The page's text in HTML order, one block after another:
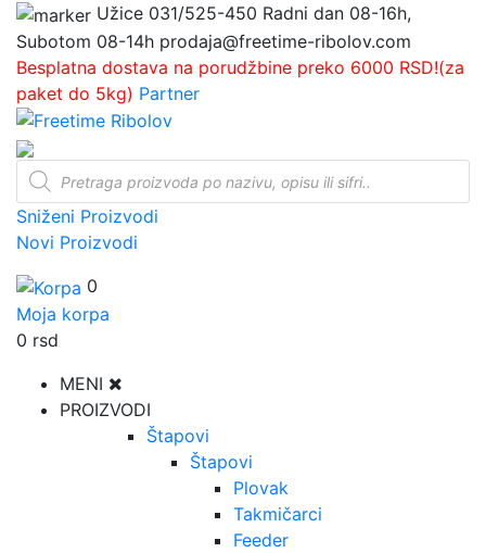
Užice 031/525-450 Radni dan 08-16h,
Subotom 08-14h prodaja@freetime-ribolov.com
Besplatna dostava na porudžbine preko 6000 RSD!(za
paket do 5kg) Partner
Products
search
Sniženi Proizvodi
Novi Proizvodi
0
Moja korpa
0 rsd
MENI
PROIZVODI
Štapovi
Štapovi
Plovak
Takmičarci
Feeder